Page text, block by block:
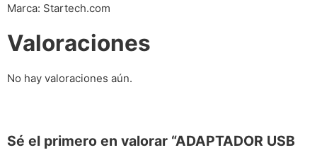
Marca: Startech.com
Valoraciones
No hay valoraciones aún.
Sé el primero en valorar “ADAPTADOR USB